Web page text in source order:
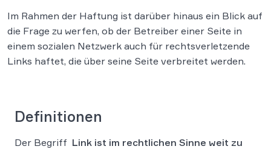
Im Rahmen der Haftung ist darüber hinaus ein Blick auf
die Frage zu werfen, ob der Betreiber einer Seite in
einem sozialen Netzwerk auch für rechtsverletzende
Links haftet, die über seine Seite verbreitet werden.
Definitionen
Der Begriff Link ist im rechtlichen Sinne weit zu